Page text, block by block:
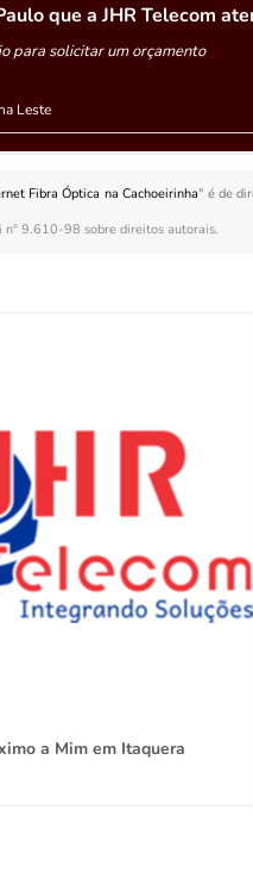
que a JHR Telecom
para solicitar um orçamento
Leste
Fibra Óptica na Cachoeirinha" é de
n° 9.610-98 sobre direitos autorais.
a Mim em Itaquera